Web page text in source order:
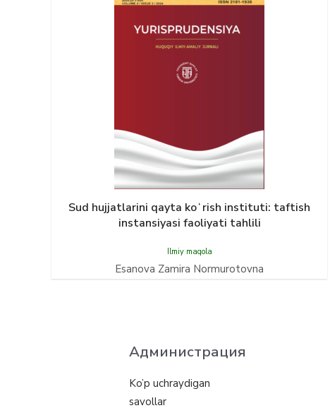
Sud hujjatlarini qayta koʻrish instituti: taftish
instansiyasi faoliyati tahlili
Ilmiy maqola
Esanova Zamira Normurotovna
Администрация
Ko’p uchraydigan
savollar